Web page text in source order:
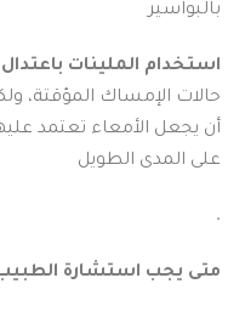
بالبواسير
استخدام الملينات
حالات الإمساك المؤقتة،
أن يجعل الأمعاء تعتمد
على المدى الطويل
.
متى يجب استشارة